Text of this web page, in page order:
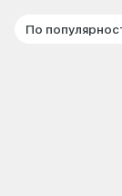
По